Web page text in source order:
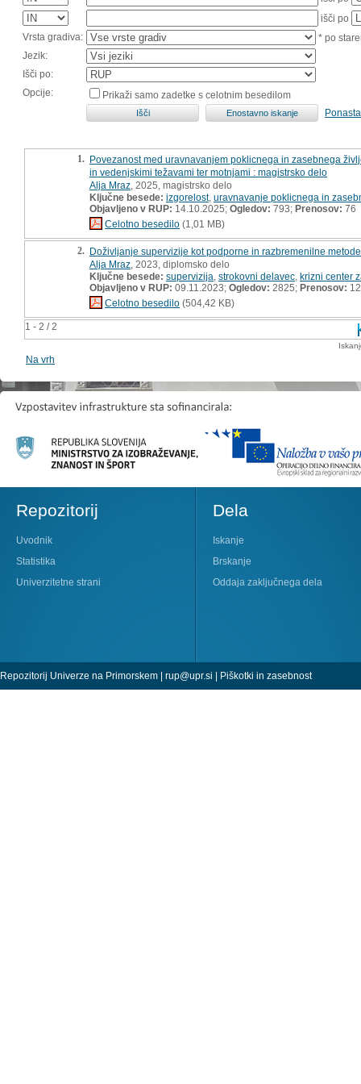
išči po
Vrsta gradiva:
* po
Jezik:
Išči po:
Opcije:
Prikaži samo zadetke s celotnim besedilom
1 - 2 / 2
1. Povezanost med uravnavanjem poklicnega in zasebnega
in vedenjskimi težavami ter motnjami : magistrsko delo
Alja Mraz , 2025, magistrsko delo
Ključne besede: izgorelost, uravnavanje poklicnega in
Objavljeno v RUP: 14.10.2025; Ogledov: 793; Prenosov: 76
Celotno besedilo (1,01 MB)
2. Doživljanje supervizije kot podporne in razbremenilne
Alja Mraz , 2023, diplomsko delo
Ključne besede: supervizija strokovni delavec krizni center
Objavljeno v RUP: 09.11.2023; Ogledov: 2825; Prenosov:
Celotno besedilo (504,42 KB)
Na vrh
Repozitorij
Uvodnik
Statistika
Univerzitetne strani
Dela
Iskanje
Brskanje
Oddaja zaključnega dela
Repozitorij Univerze na Primorskem | rup@upr.si | Piškotki in zasebnost